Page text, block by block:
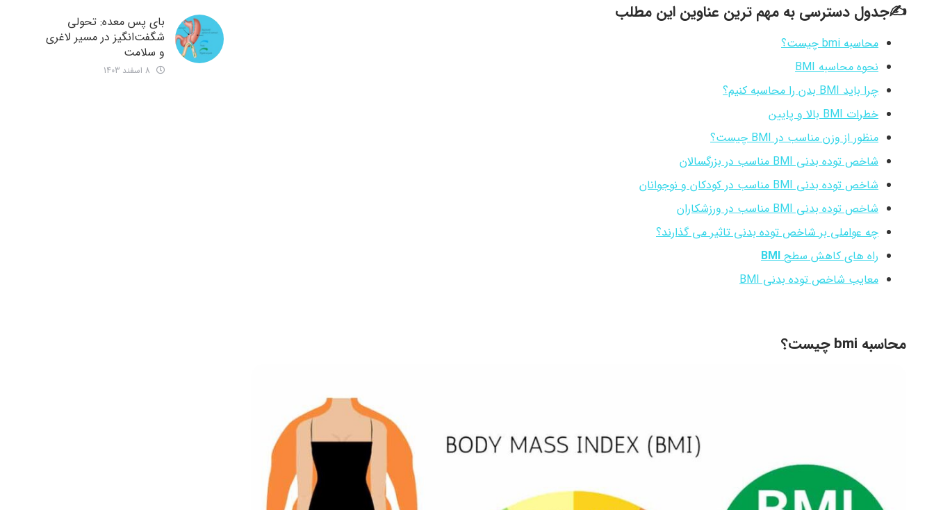
✍جدول دسترسی به مهم ترین عناوین این مطلب
محاسبه bmi چیست؟
نحوه محاسبه BMI
چرا باید BMI بدن را محاسبه کنیم؟
خطرات BMI بالا و پایین
منظور از وزن مناسب در BMI چیست؟
شاخص توده بدنی BMI مناسب در بزرگسالان
شاخص توده بدنی BMI مناسب در کودکان و نوجوانان
شاخص توده بدنی BMI مناسب در ورزشکاران
چه عواملی بر شاخص توده بدنی تاثیر می گذارند؟
راه های کاهش سطحBMI
معایب شاخص توده بدنی BMI
محاسبه bmi چیست؟
بای پس معده: تحولی
شگفت‌انگیز در مسیر لاغری
و سلامت